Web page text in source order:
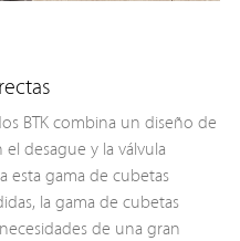
BTK combina un diseño de
desague y la válvula
esta gama de cubetas
la gama de cubetas
de una gran